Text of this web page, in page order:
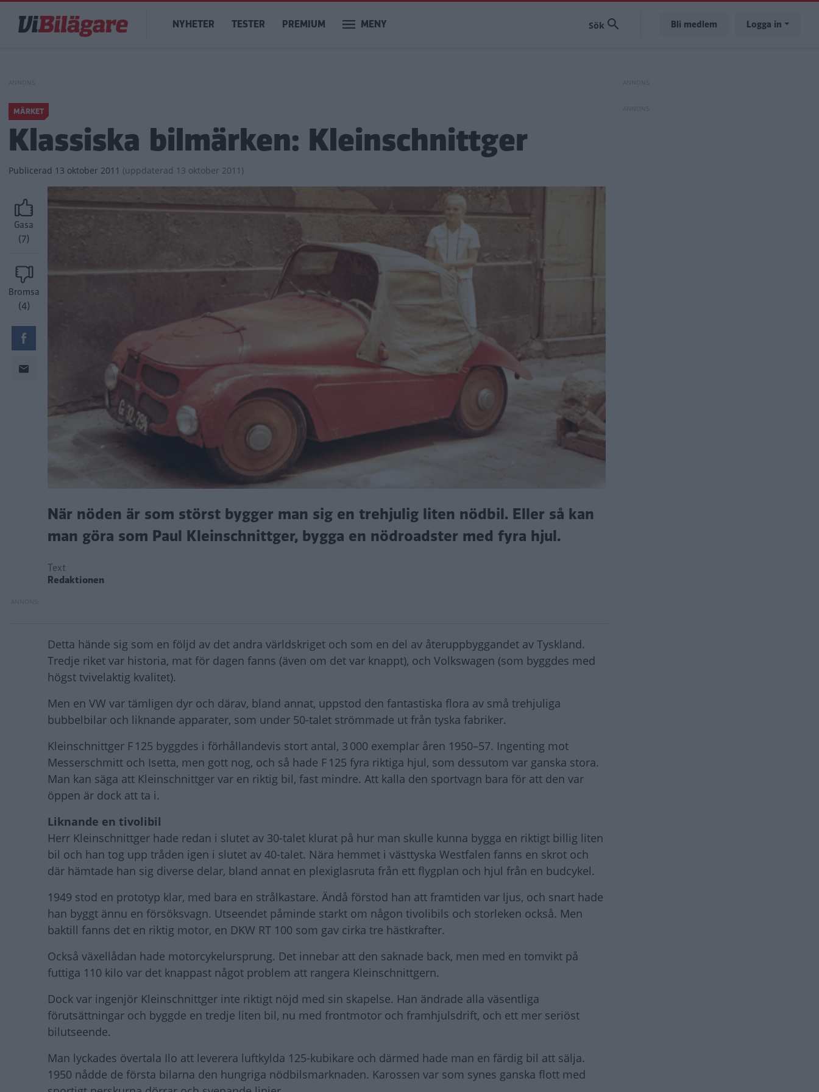
huvudinnehåll
Main
navigation
NYHETER TESTER PREMIUM MENY Bli medlem Logga in
MÄRKET
Klassiska bilmärken: Kleinschnittger
Publicerad 13 oktober 2011 (uppdaterad 13 oktober 2011)
Gasa
(7)
Bromsa
(4)
När nöden är som störst bygger man sig en trehjulig liten nödbil. Eller så kan
man göra som Paul Kleinschnittger, bygga en nödroadster med fyra hjul.
Text
Redaktionen
Detta hände sig som en följd av det andra världskriget och som en del av återuppbyggandet av Tyskland.
Tredje riket var historia, mat för dagen fanns (även om det var knappt), och Volkswagen (som byggdes med
högst tvivelaktig kvalitet).
Men en VW var tämligen dyr och därav, bland annat, uppstod den fantastiska flora av små trehjuliga
bubbelbilar och liknande apparater, som under 50-talet strömmade ut från tyska fabriker.
Kleinschnittger F 125 byggdes i förhållandevis stort antal, 3 000 exemplar åren 1950–57. Ingenting mot
Messerschmitt och Isetta, men gott nog, och så hade F 125 fyra riktiga hjul, som dessutom var ganska stora.
Man kan säga att Kleinschnittger var en riktig bil, fast mindre. Att kalla den sportvagn bara för att den var
öppen är dock att ta i.
Liknande en tivolibil
Herr Kleinschnittger hade redan i slutet av 30-talet klurat på hur man skulle kunna bygga en riktigt billig liten
bil och han tog upp tråden igen i slutet av 40-talet. Nära hemmet i västtyska Westfalen fanns en skrot och
där hämtade han sig diverse delar, bland annat en plexiglasruta från ett flygplan och hjul från en budcykel.
1949 stod en prototyp klar, med bara en strålkastare. Ändå förstod han att framtiden var ljus, och snart hade
han byggt ännu en försöksvagn. Utseendet påminde starkt om någon tivolibils och storleken också. Men
baktill fanns det en riktig motor, en DKW RT 100 som gav cirka tre hästkrafter.
Också växellådan hade motorcykelursprung. Det innebar att den saknade back, men med en tomvikt på
futtiga 110 kilo var det knappast något problem att rangera Kleinschnittgern.
Dock var ingenjör Kleinschnittger inte riktigt nöjd med sin skapelse. Han ändrade alla väsentliga
förutsättningar och byggde en tredje liten bil, nu med frontmotor och framhjulsdrift, och ett mer seriöst
bilutseende.
Man lyckades övertala Ilo att leverera luftkylda 125-kubikare och därmed hade man en färdig bil att sälja.
1950 nådde de första bilarna den hungriga nödbilsmarknaden. Karossen var som synes ganska flott med